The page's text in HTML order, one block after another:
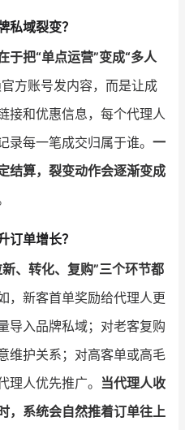
私域裂变？
于把“单点运营”变成“多人
方账号发内容，而是让成
接和优惠信息，每个代理人
每一笔成交归属于谁。 一
结算，裂变动作会逐渐变成
订单增长？
、转化、复购”三个环节都
，新客首单奖励给代理人更
导入品牌私域；对老客复购
维护关系；对高客单或高毛
人优先推广。 当代理人收
，系统会自然推着订单往上